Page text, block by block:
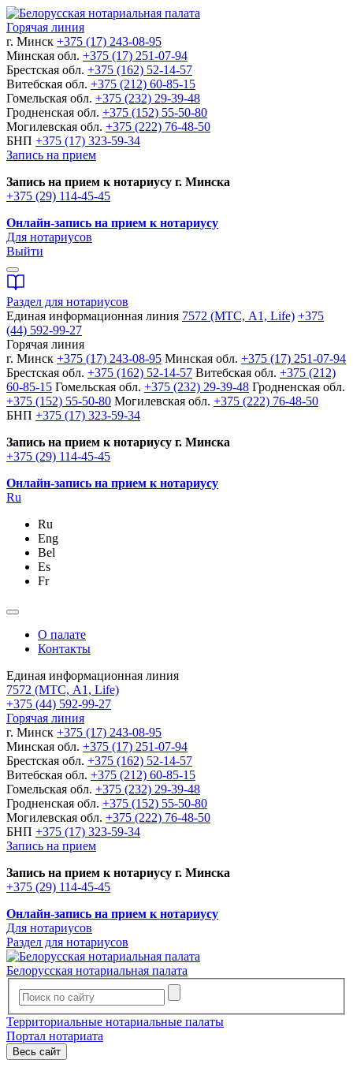
Горячая линия
г. Минск +375 (17) 243-08-95
Минская обл. +375 (17) 251-07-94
Брестская обл. +375 (162) 52-14-57
Витебская обл. +375 (212) 60-85-15
Гомельская обл. +375 (232) 29-39-48
Гродненская обл. +375 (152) 55-50-80
Могилевская обл. +375 (222) 76-48-50
БНП +375 (17) 323-59-34
Запись на прием
Запись на прием к нотариусу г. Минска
+375 (29) 114-45-45
Онлайн-запись на прием к нотариусу
Для нотариусов
Выйти
Раздел для нотариусов
Единая информационная линия 7572 (МТС, A1, Life) +375
(44) 592-99-27
Горячая линия
г. Минск +375 (17) 243-08-95 Минская обл. +375 (17) 251-07-94
Брестская обл. +375 (162) 52-14-57 Витебская обл. +375 (212)
60-85-15 Гомельская обл. +375 (232) 29-39-48 Гродненская обл.
+375 (152) 55-50-80 Могилевская обл. +375 (222) 76-48-50
БНП +375 (17) 323-59-34
Запись на прием к нотариусу г. Минска
+375 (29) 114-45-45
Онлайн-запись на прием к нотариусу
Ru
Ru
Eng
Bel
Es
Fr
О палате
Контакты
Единая информационная линия
7572 (МТС, A1, Life)
+375 (44) 592-99-27
Горячая линия
г. Минск +375 (17) 243-08-95
Минская обл. +375 (17) 251-07-94
Брестская обл. +375 (162) 52-14-57
Витебская обл. +375 (212) 60-85-15
Гомельская обл. +375 (232) 29-39-48
Гродненская обл. +375 (152) 55-50-80
Могилевская обл. +375 (222) 76-48-50
БНП +375 (17) 323-59-34
Запись на прием
Запись на прием к нотариусу г. Минска
+375 (29) 114-45-45
Онлайн-запись на прием к нотариусу
Для нотариусов
Раздел для нотариусов
Белорусская нотариальная палата
Территориальные нотариальные палаты
Портал нотариата
Весь сайт